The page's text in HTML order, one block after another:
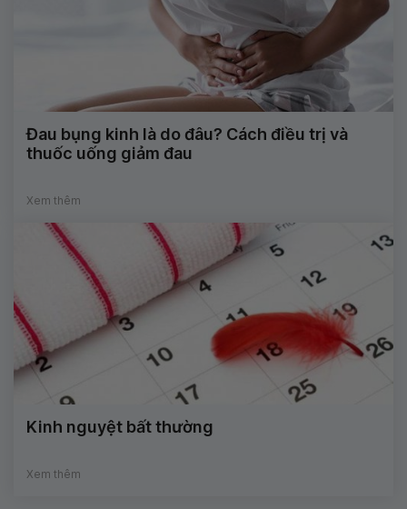
Đau bụng kinh là do đâu? Cách điều trị và
thuốc uống giảm đau
Xem thêm
Kinh nguyệt bất thường
Xem thêm